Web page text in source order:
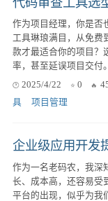
作为项目经理，你是否
工具琳琅满目，从免费
款才最适合你的项目？
率，甚至延误项目交付
2025/4/22
0
具
项目管理
作为一名老码农，我深
长、成本高，还容易受
平台的出现，似乎为我